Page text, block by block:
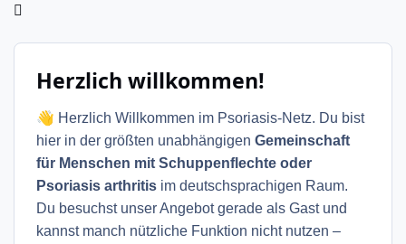
Herzlich willkommen!
👋 Herzlich Willkommen im Psoriasis-Netz. Du bist
hier in der größten unabhängigen Gemeinschaft
für Menschen mit Schuppenflechte oder
Psoriasis arthritis im deutschsprachigen Raum.
Du besuchst unser Angebot gerade als Gast und
kannst manch nützliche Funktion nicht nutzen –